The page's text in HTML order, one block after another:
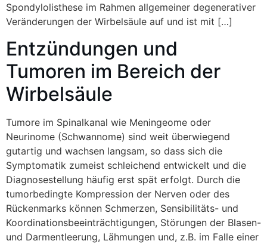
Spondylolisthese im Rahmen allgemeiner degenerativer
Veränderungen der Wirbelsäule auf und ist mit […]
Entzündungen und
Tumoren im Bereich der
Wirbelsäule
Tumore im Spinalkanal wie Meningeome oder
Neurinome (Schwannome) sind weit überwiegend
gutartig und wachsen langsam, so dass sich die
Symptomatik zumeist schleichend entwickelt und die
Diagnosestellung häufig erst spät erfolgt. Durch die
tumorbedingte Kompression der Nerven oder des
Rückenmarks können Schmerzen, Sensibilitäts- und
Koordinationsbeeinträchtigungen, Störungen der Blasen-
und Darmentleerung, Lähmungen und, z.B. im Falle einer